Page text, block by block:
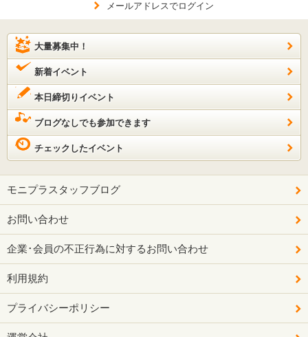
メールアドレスでログイン
大量募集中！
新着イベント
本日締切りイベント
ブログなしでも参加できます
チェックしたイベント
モニプラスタッフブログ
お問い合わせ
企業･会員の不正行為に対するお問い合わせ
利用規約
プライバシーポリシー